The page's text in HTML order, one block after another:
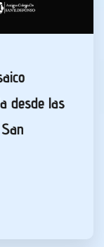
desde las